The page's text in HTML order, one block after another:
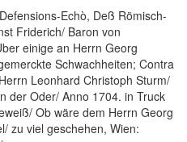
Defensions-Echò, Deß Römisch-
Friderich/ Baron von
einige an Herrn Georg
Schwachheiten; Contra
Leonhard Christoph Sturm/
der Oder/ Anno 1704. in Truck
Ob wäre dem Herrn Georg
zu viel geschehen, Wien: